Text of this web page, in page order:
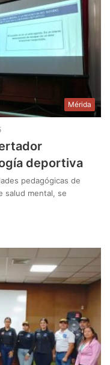
Mérida
deportiva
pedagógicas de
salud mental, se